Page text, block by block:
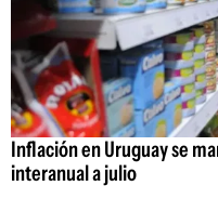
Inflación en Uruguay se
interanual a julio